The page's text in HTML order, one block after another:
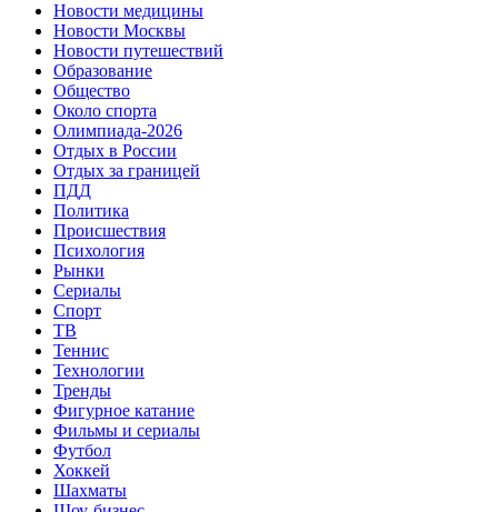
Новости медицины
Новости Москвы
Новости путешествий
Образование
Общество
Около спорта
Олимпиада-2026
Отдых в России
Отдых за границей
ПДД
Политика
Происшествия
Психология
Рынки
Сериалы
Спорт
ТВ
Теннис
Технологии
Тренды
Фигурное катание
Фильмы и сериалы
Футбол
Хоккей
Шахматы